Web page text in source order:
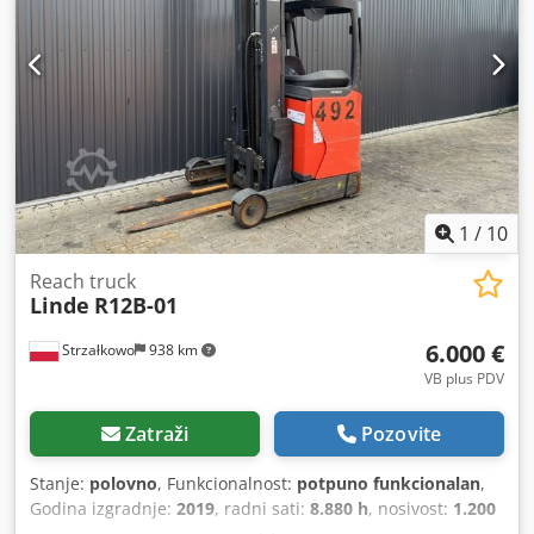
1 / 10
Strzałkowo 938 km
Reach truck
Linde R12B-01
6.000 €
VB plus PDV
Zatraži Pozovite
Stanje: polovno, Funkcionalnost: potpuno funkcionalan,
Godina izgradnje: 2019, radni sati: 8.880 h, nosivost: 1.200